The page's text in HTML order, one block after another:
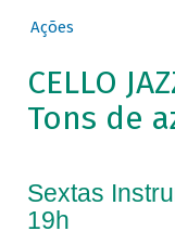
Ações
CELLO
Tons de
Sextas
19h